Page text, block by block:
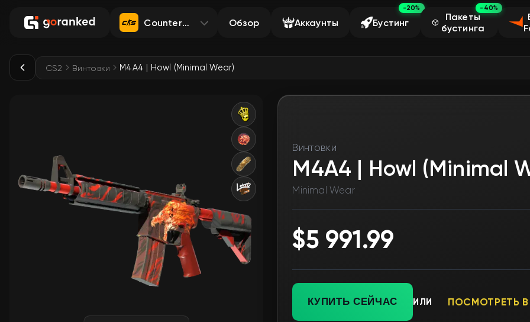
Counter-Strike 2 Обзор Аккаунты Бустинг
-20%
Пакеты
бустинга
-40%
CS2 Винтовки M4A4 | Howl (Minimal Wear)
Винтовки
M4A4 | Howl (Minimal
Minimal Wear
$5 991.99
КУПИТЬ СЕЙЧАС ИЛИ ПОСМОТРЕТЬ В